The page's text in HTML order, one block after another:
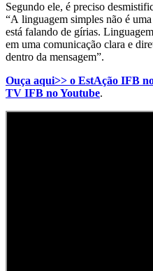
Segundo ele, é preciso
“A linguagem simples não é
está falando de gírias.
em uma comunicação clara e
dentro da mensagem”.
Ouça aqui>> o EstAção IFB
TV IFB no Youtube.